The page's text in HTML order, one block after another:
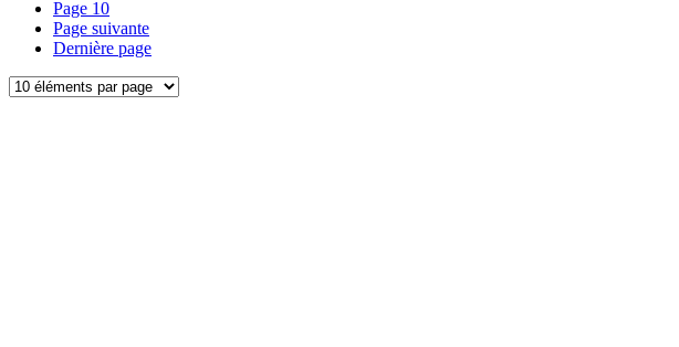
Page 10
Page suivante
Dernière page